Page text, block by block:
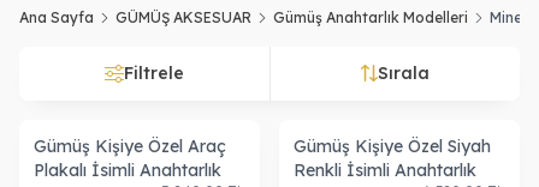
Ana Sayfa GÜMÜŞ AKSESUAR Gümüş Anahtarlık Modelleri Mineli
Filtrele Sırala
Gümüş Kişiye Özel Araç
Plakalı İsimli Anahtarlık
Gümüş Kişiye Özel Siyah
Renkli İsimli Anahtarlık